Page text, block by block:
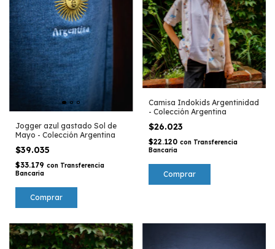
Jogger azul gastado Sol de
Mayo - Colección Argentina
$39.035
$33.179 con Transferencia
Bancaria
Comprar
Camisa Indokids Argentinidad
- Colección Argentina
$26.023
$22.120 con Transferencia
Bancaria
Comprar